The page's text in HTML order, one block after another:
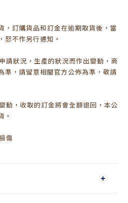
，訂購貨品和訂金在逾期取貨後，當
恕不作另行通知。
請狀況，生產的狀況而作出變動，商
準，請留意相關官方公佈為準，敬請
動，收取的訂金將會全額退回，本公
。
傷